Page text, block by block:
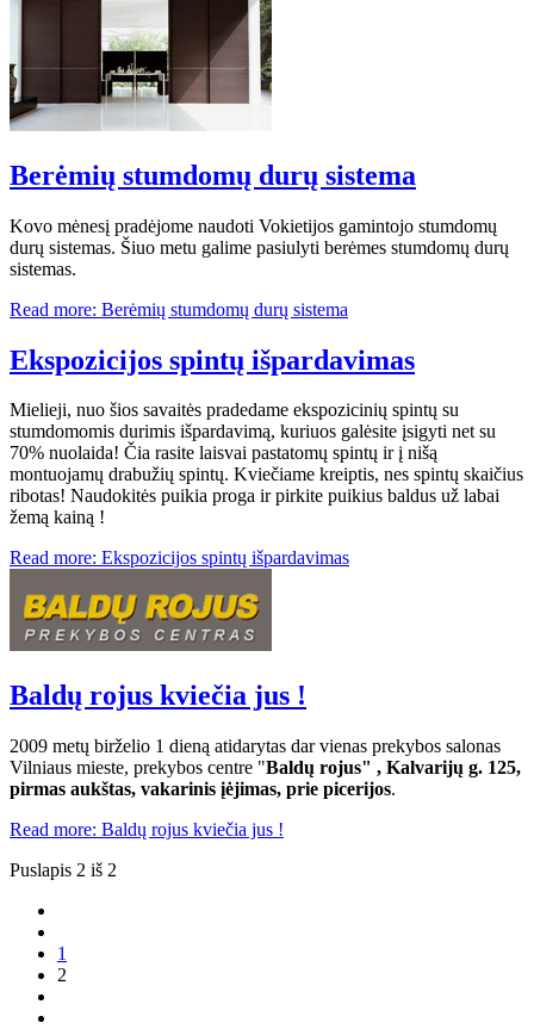
Berėmių stumdomų durų sistema
Kovo mėnesį pradėjome naudoti Vokietijos gamintojo stumdomų
durų sistemas. Šiuo metu galime pasiulyti berėmes stumdomų durų
sistemas.
Read more: Berėmių stumdomų durų sistema
Ekspozicijos spintų išpardavimas
Mielieji, nuo šios savaitės pradedame ekspozicinių spintų su
stumdomomis durimis išpardavimą, kuriuos galėsite įsigyti net su
70% nuolaida! Čia rasite laisvai pastatomų spintų ir į nišą
montuojamų drabužių spintų. Kviečiame kreiptis, nes spintų skaičius
ribotas! Naudokitės puikia proga ir pirkite puikius baldus už labai
žemą kainą !
Read more: Ekspozicijos spintų išpardavimas
Baldų rojus kviečia jus !
2009 metų birželio 1 dieną atidarytas dar vienas prekybos salonas
Vilniaus mieste, prekybos centre "Baldų rojus" , Kalvarijų g. 125,
pirmas aukštas, vakarinis įėjimas, prie picerijos.
Read more: Baldų rojus kviečia jus !
Puslapis 2 iš 2
1
2